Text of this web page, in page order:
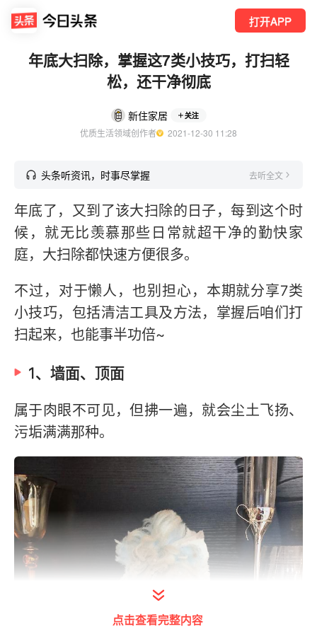
打开APP
年底大扫除，掌握这7类小技巧，打扫轻
松，还干净彻底
新住家居 关注
优质生活领域创作者
  2021-12-30 11:28
头条听资讯，时事尽掌握 去听全文
年底了，又到了该大扫除的日子，每到这个时
候，就无比羡慕那些日常就超干净的勤快家
庭，大扫除都快速方便很多。
不过，对于懒人，也别担心，本期就分享7类
小技巧，包括清洁工具及方法，掌握后咱们打
扫起来，也能事半功倍~
1、墙面、顶面
属于肉眼不可见，但拂一遍，就会尘土飞扬、
污垢满满那种。
点击查看完整内容